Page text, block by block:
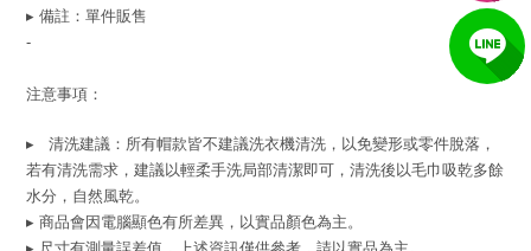
▸ 備註：單件販售
-
注意事項：
▸ 清洗建議 ： 所有帽款皆不建議洗衣機清洗，以免變形或零件脫落，
若有清洗需求，建議以輕柔手洗局部清潔即可，清洗後以毛巾吸乾多餘
水分，自然風乾。
▸ 商品會因電腦顯色有所差異，以實品顏色為主。